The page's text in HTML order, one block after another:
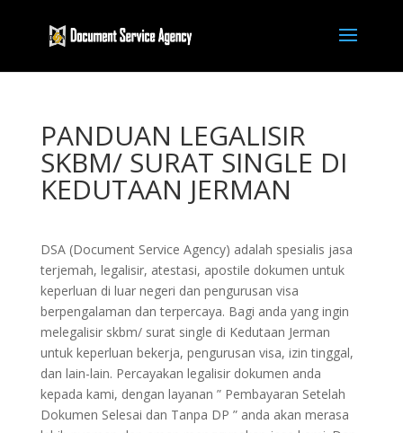
PANDUAN LEGALISIR
SKBM/ SURAT SINGLE DI
KEDUTAAN JERMAN
DSA (Document Service Agency) adalah spesialis jasa
terjemah, legalisir, atestasi, apostile dokumen untuk
keperluan di luar negeri dan pengurusan visa
berpengalaman dan terpercaya. Bagi anda yang ingin
melegalisir skbm/ surat single di Kedutaan Jerman
untuk keperluan bekerja, pengurusan visa, izin tinggal,
dan lain-lain. Percayakan legalisir dokumen anda
kepada kami, dengan layanan ” Pembayaran Setelah
Dokumen Selesai dan Tanpa DP ” anda akan merasa